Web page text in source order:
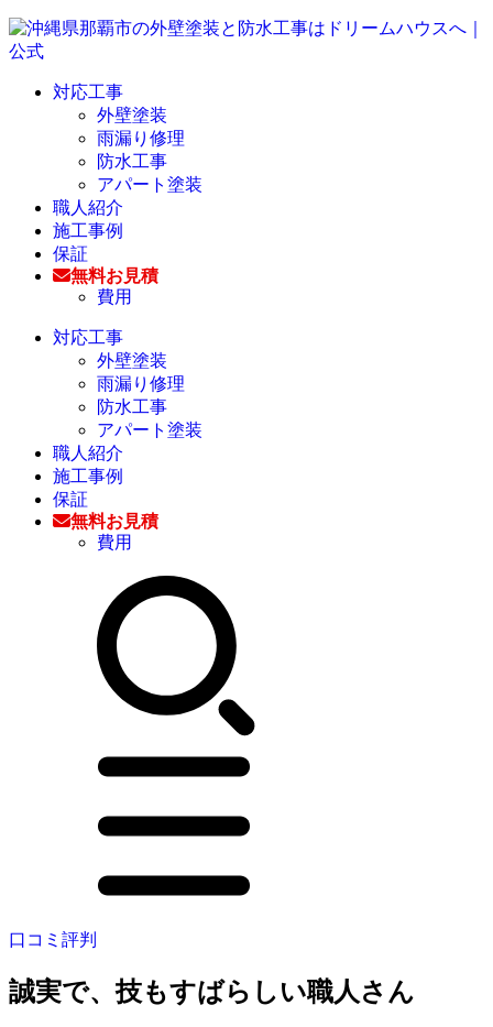
対応工事
外壁塗装
雨漏り修理
防水工事
アパート塗装
職人紹介
施工事例
保証
無料お見積
費用
対応工事
外壁塗装
雨漏り修理
防水工事
アパート塗装
職人紹介
施工事例
保証
無料お見積
費用
口コミ評判
誠実で、技もすばらしい職人さん